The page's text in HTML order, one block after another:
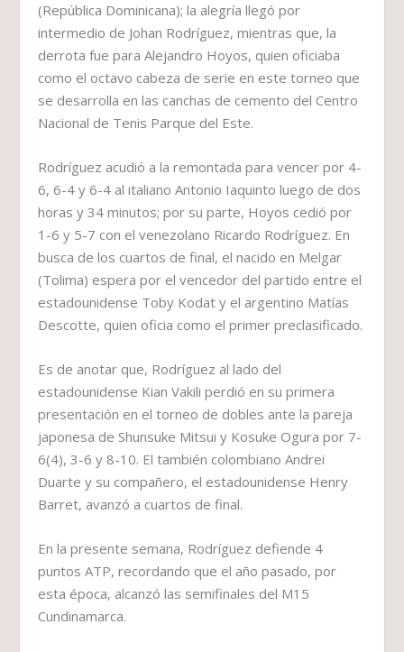
(República Dominicana); la alegría llegó por
intermedio de Johan Rodríguez, mientras que, la
derrota fue para Alejandro Hoyos, quien oficiaba
como el octavo cabeza de serie en este torneo que
se desarrolla en las canchas de cemento del Centro
Nacional de Tenis Parque del Este.
Rodríguez acudió a la remontada para vencer por 4-
6, 6-4 y 6-4 al italiano Antonio Iaquinto luego de dos
horas y 34 minutos; por su parte, Hoyos cedió por
1-6 y 5-7 con el venezolano Ricardo Rodríguez. En
busca de los cuartos de final, el nacido en Melgar
(Tolima) espera por el vencedor del partido entre el
estadounidense Toby Kodat y el argentino Matías
Descotte, quien oficia como el primer preclasificado.
Es de anotar que, Rodríguez al lado del
estadounidense Kian Vakili perdió en su primera
presentación en el torneo de dobles ante la pareja
japonesa de Shunsuke Mitsui y Kosuke Ogura por 7-
6(4), 3-6 y 8-10. El también colombiano Andrei
Duarte y su compañero, el estadounidense Henry
Barret, avanzó a cuartos de final.
En la presente semana, Rodríguez defiende 4
puntos ATP, recordando que el año pasado, por
esta época, alcanzó las semifinales del M15
Cundinamarca.